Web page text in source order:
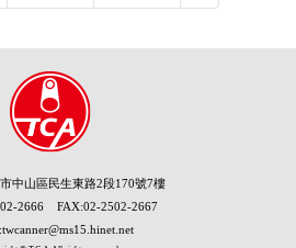
中山區民生東路2段170號7樓
2666 FAX:02-2502-2667